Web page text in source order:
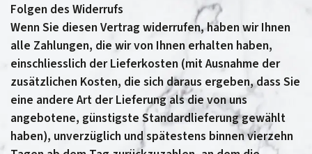
Folgen des Widerrufs
Wenn Sie diesen Vertrag widerrufen, haben wir Ihnen
alle Zahlungen, die wir von Ihnen erhalten haben,
einschliesslich der Lieferkosten (mit Ausnahme der
zusätzlichen Kosten, die sich daraus ergeben, dass Sie
eine andere Art der Lieferung als die von uns
angebotene, günstigste Standardlieferung gewählt
haben), unverzüglich und spätestens binnen vierzehn